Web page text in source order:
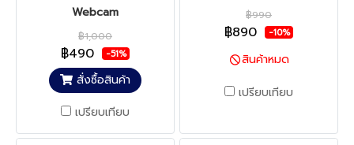
Webcam
฿1,000
฿490 -51%
สั่งซื้อสินค้า
เปรียบเทียบ
฿990
฿890 -10%
สินค้าหมด
เปรียบเทียบ